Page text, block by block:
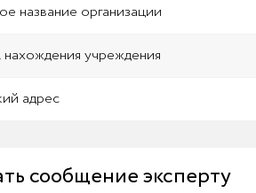
название организации
нахождения учреждения
адрес
сообщение эксперту